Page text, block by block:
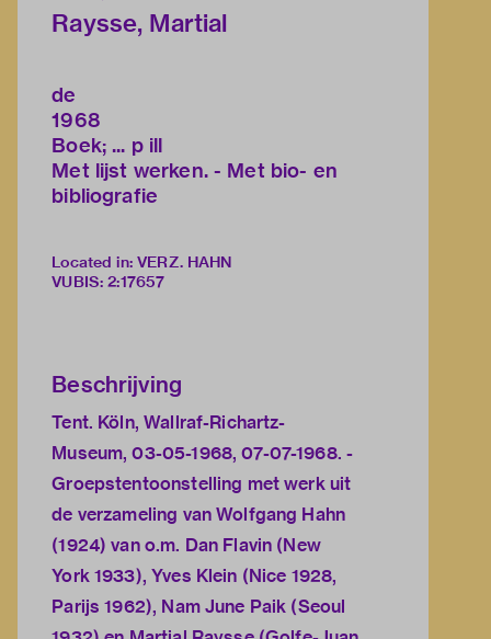
Raysse, Martial
de
1968
Boek; ... p ill
Met lijst werken. - Met bio- en
bibliografie
Located in: VERZ. HAHN
VUBIS: 2:17657
Beschrijving
Tent. Köln, Wallraf-Richartz-
Museum, 03-05-1968, 07-07-1968. -
Groepstentoonstelling met werk uit
de verzameling van Wolfgang Hahn
(1924) van o.m. Dan Flavin (New
York 1933), Yves Klein (Nice 1928,
Parijs 1962), Nam June Paik (Seoul